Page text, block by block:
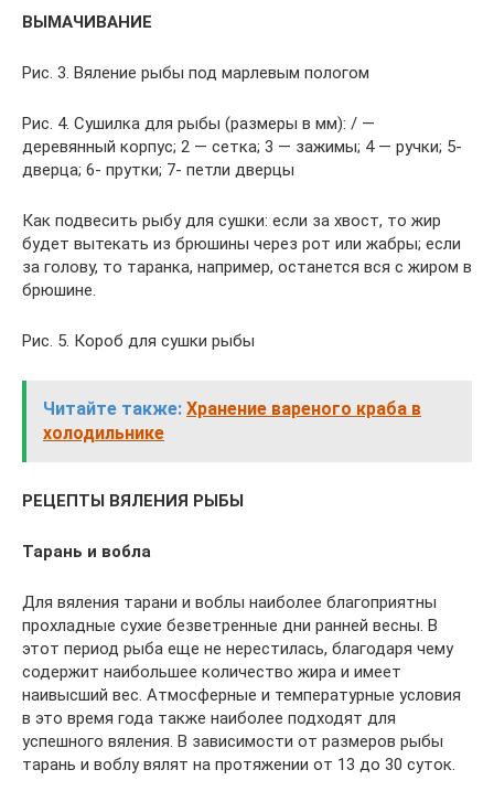
ВЫМАЧИВАНИЕ
Рис. 3. Вяление рыбы под марлевым пологом
Рис. 4. Сушилка для рыбы (размеры в мм): / —
деревянный корпус; 2 — сетка; 3 — зажимы; 4 — ручки; 5-
дверца; 6- прутки; 7- петли дверцы
Как подвесить рыбу для сушки: если за хвост, то жир
будет вытекать из брюшины через рот или жабры; если
за голову, то таранка, например, останется вся с жиром в
брюшине.
Рис. 5. Короб для сушки рыбы
Читайте также: Хранение вареного краба в
холодильнике
РЕЦЕПТЫ ВЯЛЕНИЯ РЫБЫ
Тарань и вобла
Для вяления тарани и воблы наиболее благоприятны
прохладные сухие безветренные дни ранней весны. В
этот период рыба еще не нерестилась, благодаря чему
содержит наибольшее количество жира и имеет
наивысший вес. Атмосферные и температурные условия
в это время года также наиболее подходят для
успешного вяления. В зависимости от размеров рыбы
тарань и воблу вялят на протяжении от 13 до 30 суток.